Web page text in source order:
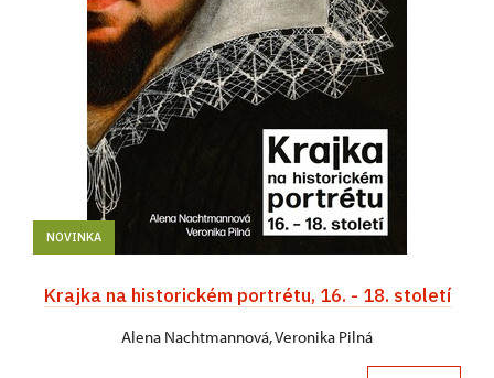
NOVINKA
Krajka na historickém portrétu, 16. - 18. století
Alena Nachtmannová, Veronika Pilná